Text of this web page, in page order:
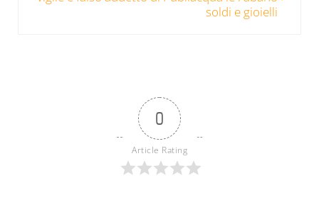
soldi e gioielli
0
Article Rating